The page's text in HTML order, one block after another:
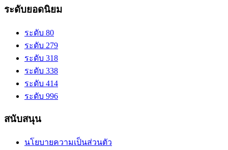
ระดับยอดนิยม
ระดับ 80
ระดับ 279
ระดับ 318
ระดับ 338
ระดับ 414
ระดับ 996
สนับสนุน
นโยบายความเป็นส่วนตัว